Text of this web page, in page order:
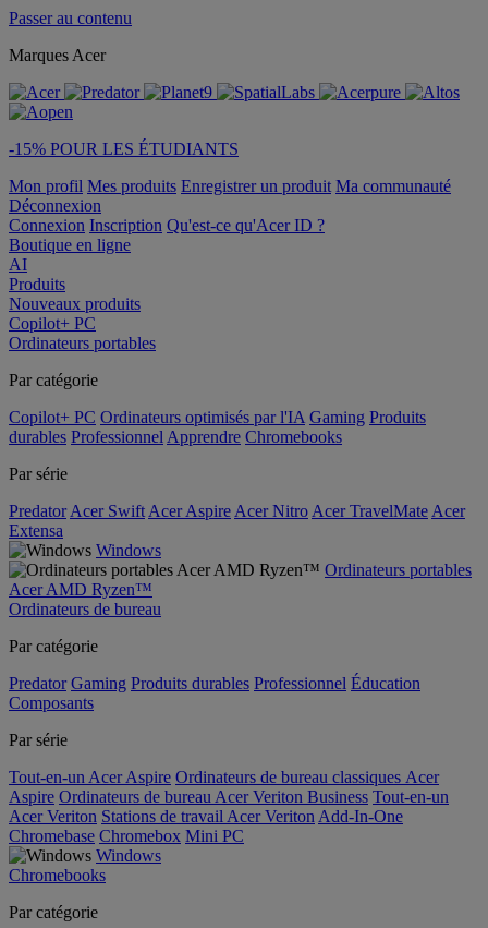
Passer au contenu
Marques Acer
-15% POUR LES ÉTUDIANTS
Mon profil Mes produits Enregistrer un produit Ma communauté
Déconnexion
Connexion Inscription Qu'est-ce qu'Acer ID ?
Boutique en ligne
AI
Produits
Nouveaux produits
Copilot+ PC
Ordinateurs portables
Par catégorie
Copilot+ PC Ordinateurs optimisés par l'IA Gaming Produits
durables Professionnel Apprendre Chromebooks
Par série
Predator Acer Swift Acer Aspire Acer Nitro Acer TravelMate Acer
Extensa
Windows
Ordinateurs portables
Acer AMD Ryzen™
Ordinateurs de bureau
Par catégorie
Predator Gaming Produits durables Professionnel Éducation
Composants
Par série
Tout-en-un Acer Aspire Ordinateurs de bureau classiques Acer
Aspire Ordinateurs de bureau Acer Veriton Business Tout-en-un
Acer Veriton Stations de travail Acer Veriton Add-In-One
Chromebase Chromebox Mini PC
Windows
Chromebooks
Par catégorie